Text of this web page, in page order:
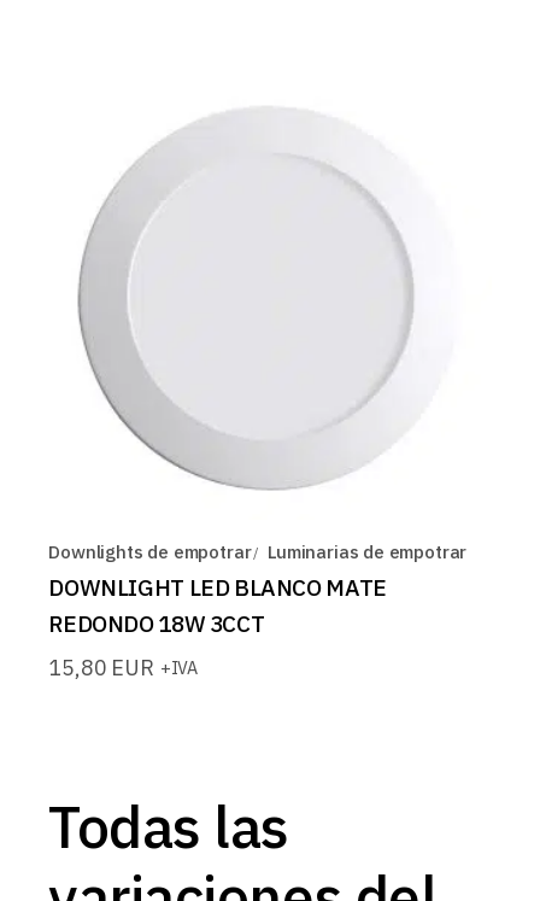
Downlights de empotrar Luminarias de empotrar
DOWNLIGHT LED BLANCO MATE
REDONDO 18W 3CCT
15,80 EUR +IVA
Todas las